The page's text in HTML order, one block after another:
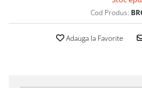
Cod Produs:
Adauga la Favorite